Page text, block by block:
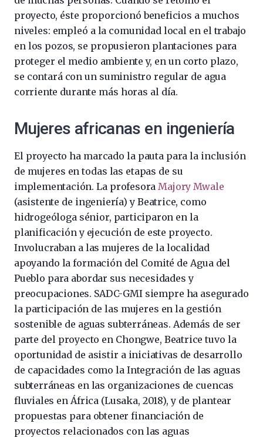
proyecto, éste proporcionó beneficios a muchos
niveles: empleó a la comunidad local en el trabajo
en los pozos, se propusieron plantaciones para
proteger el medio ambiente y, en un corto plazo,
se contará con un suministro regular de agua
corriente durante más horas al día.
Mujeres africanas en ingeniería
El proyecto ha marcado la pauta para la inclusión
de mujeres en todas las etapas de su
implementación. La profesora Majory Mwale
(asistente de ingeniería) y Beatrice, como
hidrogeóloga sénior, participaron en la
planificación y ejecución de este proyecto.
Involucraban a las mujeres de la localidad
apoyando la formación del Comité de Agua del
Pueblo para abordar sus necesidades y
preocupaciones. SADC-GMI siempre ha asegurado
la participación de las mujeres en la gestión
sostenible de aguas subterráneas. Además de ser
parte del proyecto en Chongwe, Beatrice tuvo la
oportunidad de asistir a iniciativas de desarrollo
de capacidades como la Integración de las aguas
subterráneas en las organizaciones de cuencas
fluviales en África (Lusaka, 2018), y de plantear
propuestas para obtener financiación de
proyectos relacionados con las aguas